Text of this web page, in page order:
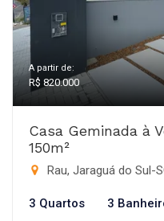
A partir de:
R$ 820.000
Casa Geminada à
150m²
Rau, Jaraguá do Sul-
3 Quartos 3